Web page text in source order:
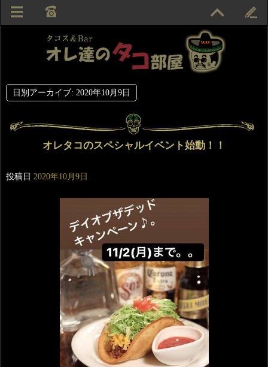
日別アーカイブ: 2020年10月9日
オレタコのスペシャルイベント始動！！
投稿日 2020年10月9日